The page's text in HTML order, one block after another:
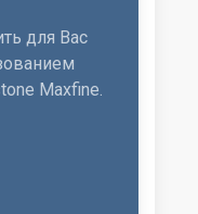
для Вас
Maxfine.